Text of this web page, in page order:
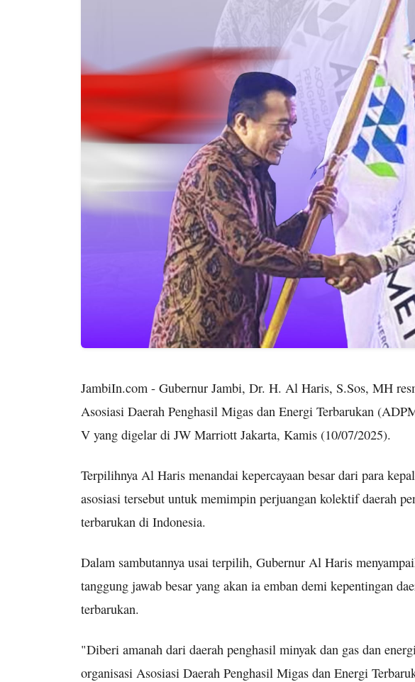
JambiIn.com - Gubernur Jambi, Dr. H. Al Haris, S.Sos, MH
Asosiasi Daerah Penghasil Migas dan Energi Terbarukan
V yang digelar di JW Marriott Jakarta, Kamis (10/07/2025).
Terpilihnya Al Haris menandai kepercayaan besar dari para
asosiasi tersebut untuk memimpin perjuangan kolektif daerah
terbarukan di Indonesia.
Dalam sambutannya usai terpilih, Gubernur Al Haris
tanggung jawab besar yang akan ia emban demi kepentingan
terbarukan.
"Diberi amanah dari daerah penghasil minyak dan gas dan
organisasi Asosiasi Daerah Penghasil Migas dan Energi